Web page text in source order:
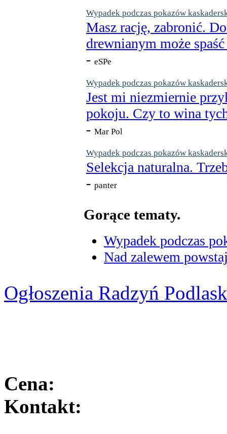
Wypadek podczas pokazów
Masz rację, zabronić.
drewnianym może
- eSPe
Wypadek podczas pokazów
Jest mi niezmiernie
pokoju. Czy to wina
- Mar Pol
Wypadek podczas pokazów
Selekcja naturalna.
- panter
Gorące tematy.
Wypadek podczas
Nad zalewem
Ogłoszenia Radzyń
Cena:
Kontakt: